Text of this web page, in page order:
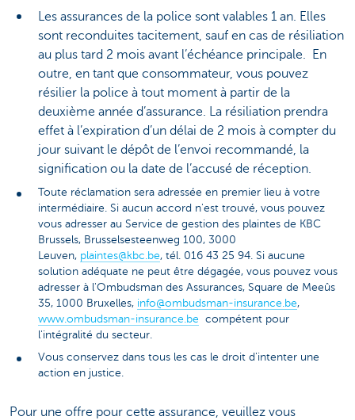
Les assurances de la police sont valables 1 an. Elles
sont reconduites tacitement, sauf en cas de résiliation
au plus tard 2 mois avant l’échéance principale. En
outre, en tant que consommateur, vous pouvez
résilier la police à tout moment à partir de la
deuxième année d’assurance. La résiliation prendra
effet à l’expiration d’un délai de 2 mois à compter du
jour suivant le dépôt de l’envoi recommandé, la
signification ou la date de l’accusé de réception.
Toute réclamation sera adressée en premier lieu à votre
intermédiaire. Si aucun accord n'est trouvé, vous pouvez
vous adresser au Service de gestion des plaintes de KBC
Brussels, Brusselsesteenweg 100, 3000
Leuven, plaintes@kbc.be, tél. 016 43 25 94. Si aucune
solution adéquate ne peut être dégagée, vous pouvez vous
adresser à l'Ombudsman des Assurances, Square de Meeûs
35, 1000 Bruxelles, info@ombudsman-insurance.be,
www.ombudsman-insurance.be compétent pour
l'intégralité du secteur.
Vous conservez dans tous les cas le droit d'intenter une
action en justice.
Pour une offre pour cette assurance, veuillez vous